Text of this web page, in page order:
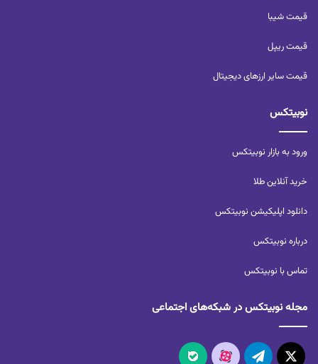
قیمت شیبا
قیمت ریپل
قیمت سایر ارزهای دیجیتال
نوبیتکس
ورود به بازار نوبیتکس
خرید آنلاین طلا
دانلود اپلیکیشن نوبیتکس
درباره نوبیتکس
تماس با نوبیتکس
مجله نوبیتکس در شبکه‌های اجتماعی
X تلگرام آپارات بله